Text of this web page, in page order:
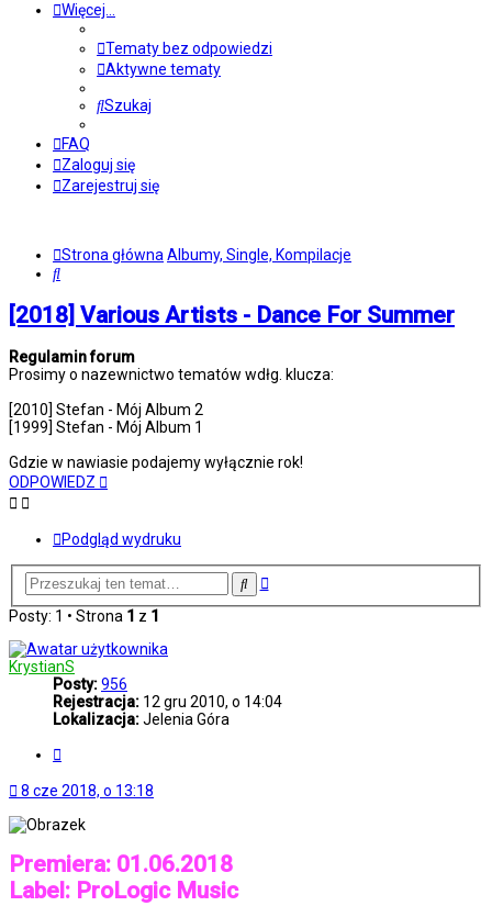
Więcej…
Tematy bez odpowiedzi
Aktywne tematy
Szukaj
FAQ
Zaloguj się
Zarejestruj się
Strona główna Albumy, Single, Kompilacje
Szukaj
[2018] Various Artists - Dance For Summer
Regulamin forum
Prosimy o nazewnictwo tematów wdłg. klucza:
[2010] Stefan - Mój Album 2
[1999] Stefan - Mój Album 1
Gdzie w nawiasie podajemy wyłącznie rok!
ODPOWIEDZ
Podgląd wydruku
SzukajWyszukiwanie
Posty: 1 • Strona 1 z 1
KrystianS
Posty:956
Rejestracja: 12 gru 2010, o 14:04
Lokalizacja:Jelenia Góra
8 cze 2018, o 13:18
Premiera: 01.06.2018
Label: ProLogic Music